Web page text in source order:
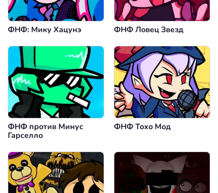
ФНФ: Мику Хацунэ ФНФ Ловец Звезд
ФНФ против Минус
Гарселло
ФНФ Тохо Мод